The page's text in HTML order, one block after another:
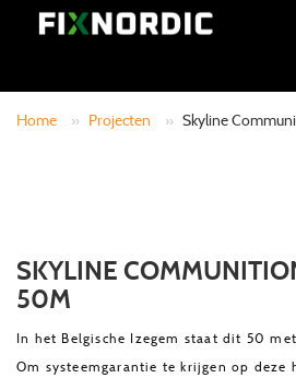
Home » Projecten » Skyline
SKYLINE
50M
In het Belgische Izegem staat dit 50
Om systeemgarantie te krijgen op deze